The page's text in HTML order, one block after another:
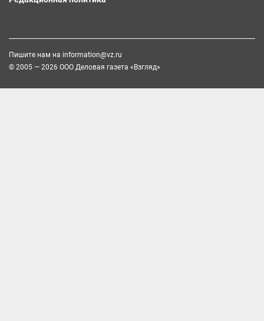
Пишите нам на information@vz.ru
© 2005 — 2026 ООО Деловая газета «Взгляд»